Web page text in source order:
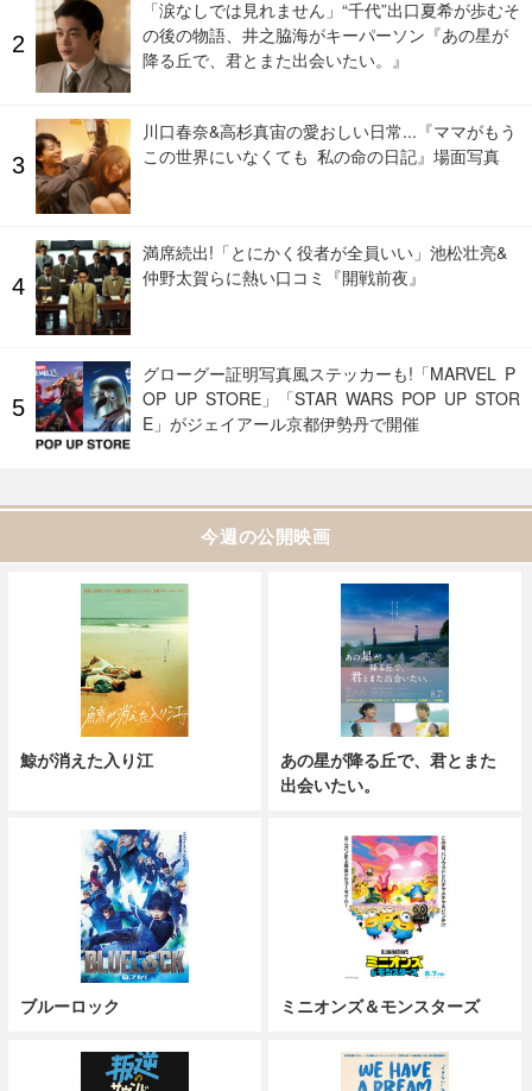
「涙なしでは見れません」“千代”出口夏希が歩むそ
の後の物語、井之脇海がキーパーソン『あの星が
降る丘で、君とまた出会いたい。』
川口春奈&高杉真宙の愛おしい日常...『ママがもう
この世界にいなくても 私の命の日記』場面写真
満席続出!「とにかく役者が全員いい」池松壮亮&
仲野太賀らに熱い口コミ『開戦前夜』
グローグー証明写真風ステッカーも!「MARVEL P
OP UP STORE」「STAR WARS POP UP STOR
E」がジェイアール京都伊勢丹で開催
今週の公開映画
鯨が消えた入り江
あの星が降る丘で、君とまた
出会いたい。
ブルーロック ミニオンズ＆モンスターズ